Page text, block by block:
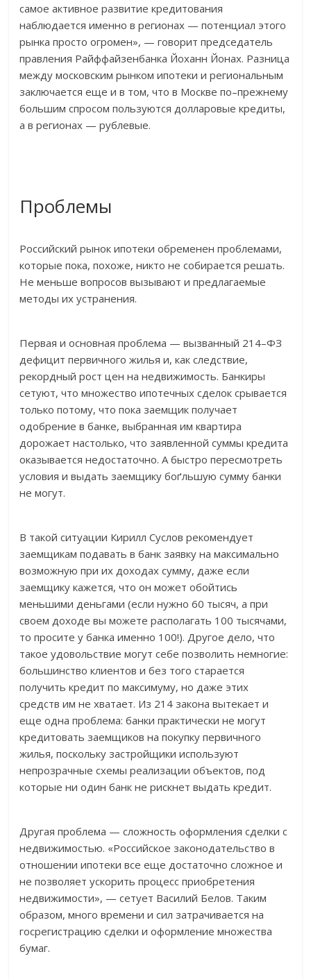
самое активное развитие кредитования
наблюдается именно в регионах — потенциал этого
рынка просто огромен», — говорит председатель
правления Райффайзенбанка Йоханн Йонах. Разница
между московским рынком ипотеки и региональным
заключается еще и в том, что в Москве по–прежнему
большим спросом пользуются долларовые кредиты,
а в регионах — рублевые.
Проблемы
Российский рынок ипотеки обременен проблемами,
которые пока, похоже, никто не собирается решать.
Не меньше вопросов вызывают и предлагаемые
методы их устранения.
Первая и основная проблема — вызванный 214–ФЗ
дефицит первичного жилья и, как следствие,
рекордный рост цен на недвижимость. Банкиры
сетуют, что множество ипотечных сделок срывается
только потому, что пока заемщик получает
одобрение в банке, выбранная им квартира
дорожает настолько, что заявленной суммы кредита
оказывается недостаточно. А быстро пересмотреть
условия и выдать заемщику боґльшую сумму банки
не могут.
В такой ситуации Кирилл Суслов рекомендует
заемщикам подавать в банк заявку на максимально
возможную при их доходах сумму, даже если
заемщику кажется, что он может обойтись
меньшими деньгами (если нужно 60 тысяч, а при
своем доходе вы можете располагать 100 тысячами,
то просите у банка именно 100!). Другое дело, что
такое удовольствие могут себе позволить немногие:
большинство клиентов и без того старается
получить кредит по максимуму, но даже этих
средств им не хватает. Из 214 закона вытекает и
еще одна проблема: банки практически не могут
кредитовать заемщиков на покупку первичного
жилья, поскольку застройщики используют
непрозрачные схемы реализации объектов, под
которые ни один банк не рискнет выдать кредит.
Другая проблема — сложность оформления сделки с
недвижимостью. «Российское законодательство в
отношении ипотеки все еще достаточно сложное и
не позволяет ускорить процесс приобретения
недвижимости», — сетует Василий Белов. Таким
образом, много времени и сил затрачивается на
госрегистрацию сделки и оформление множества
бумаг.